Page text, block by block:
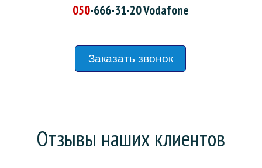
050-666-31-20Vodafone
Заказать звонок
Отзывы наших клиентов